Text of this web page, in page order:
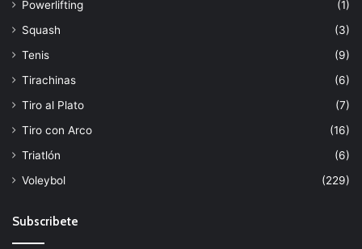
Powerlifting
(1)
Squash
(3)
Tenis
(9)
Tirachinas
(6)
Tiro al Plato
(7)
Tiro con Arco
(16)
Triatlón
(6)
Voleybol
(229)
Subscribete